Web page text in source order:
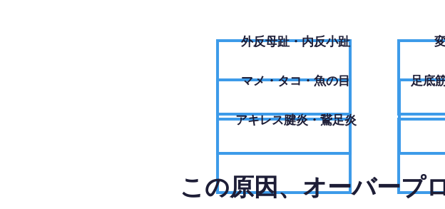
外反母趾・内反小趾
​マメ・タコ・魚の目
アキレス腱炎・鵞足炎
足底
この原因、オーバープ